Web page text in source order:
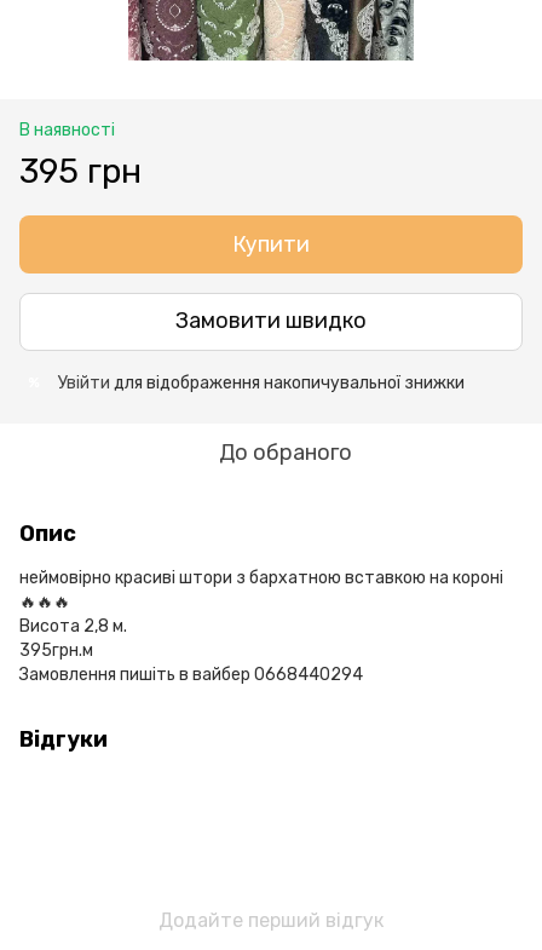
В наявності
395 грн
Купити
Замовити швидко
Увійти для відображення накопичувальної знижки
До обраного
Опис
неймовірно красиві штори з бархатною вставкою на короні
🔥🔥🔥
Висота 2,8 м.
395грн.м
Замовлення пишіть в вайбер 0668440294
Відгуки
Додайте перший відгук